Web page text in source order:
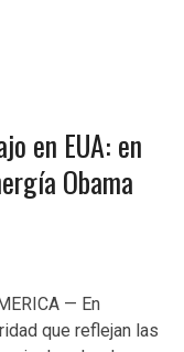
en EUA: en
Obama
— En
que reflejan las